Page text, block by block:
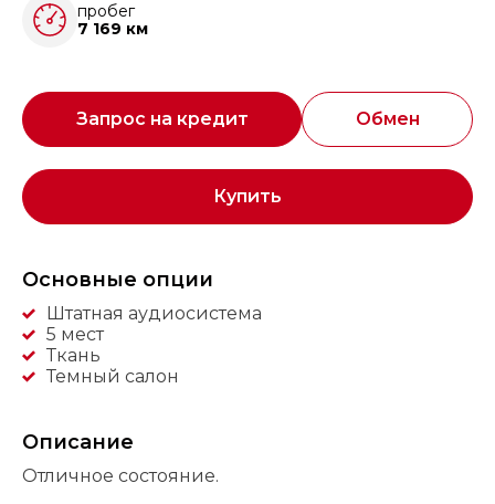
пробег
7 169 км
Запрос на кредит Обмен
Купить
Основные опции
Штатная аудиосистема
5 мест
Ткань
Темный салон
Описание
Отличное состояние.